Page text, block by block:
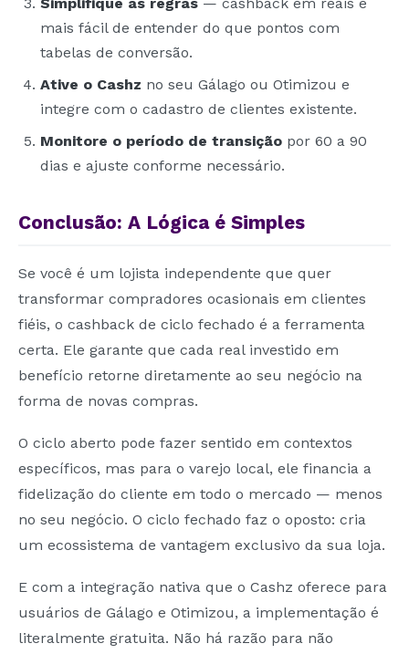
mais fácil de entender do que pontos com
tabelas de conversão.
Ative o Cashz no seu Gálago ou Otimizou e
integre com o cadastro de clientes existente.
Monitore o período de transição por 60 a 90
dias e ajuste conforme necessário.
Conclusão: A Lógica é Simples
Se você é um lojista independente que quer
transformar compradores ocasionais em clientes
fiéis, o cashback de ciclo fechado é a ferramenta
certa. Ele garante que cada real investido em
benefício retorne diretamente ao seu negócio na
forma de novas compras.
O ciclo aberto pode fazer sentido em contextos
específicos, mas para o varejo local, ele financia a
fidelização do cliente em todo o mercado — menos
no seu negócio. O ciclo fechado faz o oposto: cria
um ecossistema de vantagem exclusivo da sua loja.
E com a integração nativa que o Cashz oferece para
usuários de Gálago e Otimizou, a implementação é
literalmente gratuita. Não há razão para não